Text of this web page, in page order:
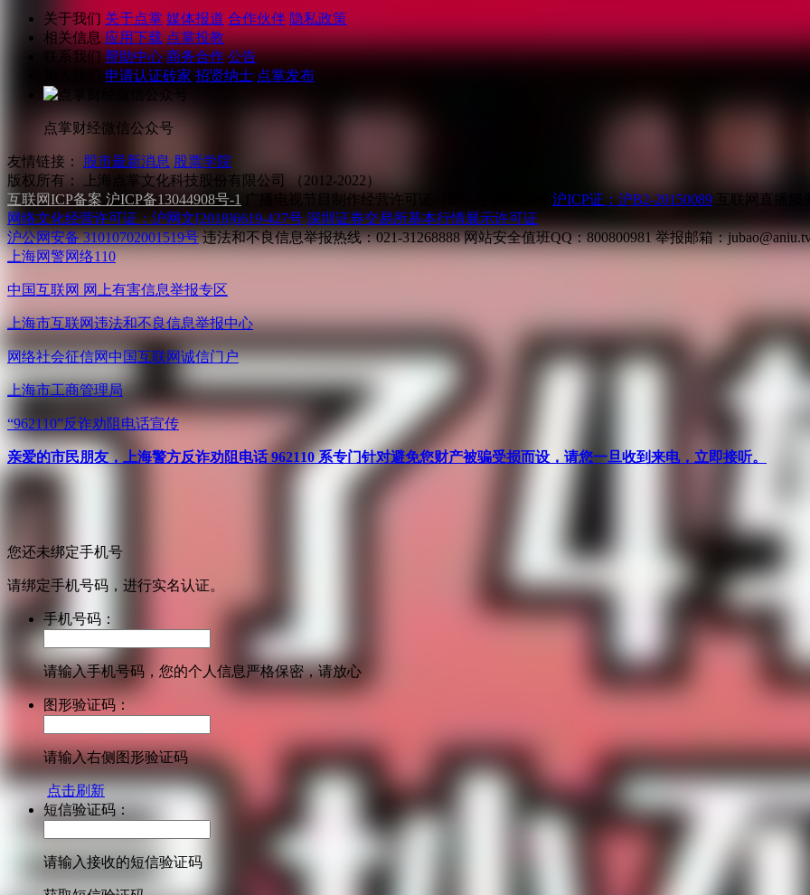
关于我们 关于点掌 媒体报道 合作伙伴 隐私政策
相关信息 应用下载 点掌投教
联系我们 帮助中心 商务合作 公告
申请认证砖家 招贤纳士 点掌发布
点掌财经微信公众号
友情链接： 股市最新消息 股票学院
版权所有：
上海点掌文化科技股份有限公司 （2012-2022）
互联网ICP备案 沪ICP备13044908号-1
广播电视节目制作经营许可证（沪）字第0428号 沪ICP证：沪B2-20150089
互联网直播服
网络文化经营许可证：沪网文[2018]6619-427号 深圳证券交易所基本行情展示许可证
沪公网安备 31010702001519号 违法和不良信息举报热线：021-31268888 网站安全值班QQ：800800981 举报邮箱：
上海网警网络110
中国互联网 网上有害信息举报专区
上海市互联网违法和不良信息举报中心
网络社会征信网中国互联网诚信门户
上海市工商管理局
“962110”反诈劝阻电话宣传
亲爱的市民朋友，上海警方反诈劝阻电话 962110 系专门针对避免您财产被骗受损而设，请您一旦收到来电，立即接听。
您还未绑定手机号
请绑定手机号码，进行实名认证。
手机号码：
请输入手机号码，您的个人信息严格保密，请放心
图形验证码：
请输入右侧图形验证码
点击刷新
短信验证码：
请输入接收的短信验证码